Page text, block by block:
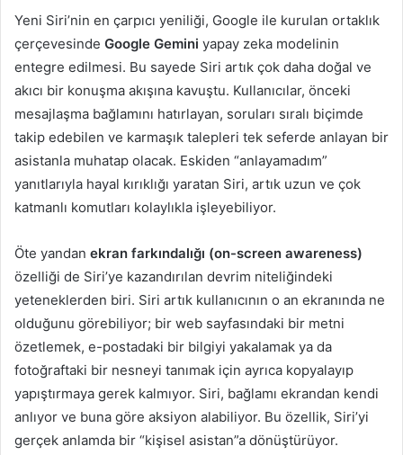
Yeni Siri’nin en çarpıcı yeniliği, Google ile kurulan ortaklık
çerçevesinde Google Gemini yapay zeka modelinin
entegre edilmesi. Bu sayede Siri artık çok daha doğal ve
akıcı bir konuşma akışına kavuştu. Kullanıcılar, önceki
mesajlaşma bağlamını hatırlayan, soruları sıralı biçimde
takip edebilen ve karmaşık talepleri tek seferde anlayan bir
asistanla muhatap olacak. Eskiden “anlayamadım”
yanıtlarıyla hayal kırıklığı yaratan Siri, artık uzun ve çok
katmanlı komutları kolaylıkla işleyebiliyor.
Öte yandan ekran farkındalığı (on-screen awareness)
özelliği de Siri’ye kazandırılan devrim niteliğindeki
yeteneklerden biri. Siri artık kullanıcının o an ekranında ne
olduğunu görebiliyor; bir web sayfasındaki bir metni
özetlemek, e-postadaki bir bilgiyi yakalamak ya da
fotoğraftaki bir nesneyi tanımak için ayrıca kopyalayıp
yapıştırmaya gerek kalmıyor. Siri, bağlamı ekrandan kendi
anlıyor ve buna göre aksiyon alabiliyor. Bu özellik, Siri’yi
gerçek anlamda bir “kişisel asistan”a dönüştürüyor.